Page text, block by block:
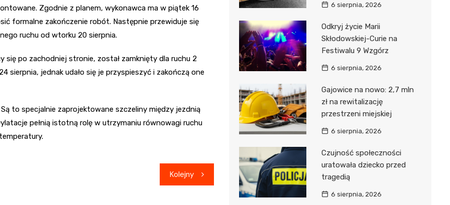
Zgodnie z planem, wykonawca ma w piątek 16
formalne zakończenie robót. Następnie przewiduje się
ruchu od wtorku 20 sierpnia.
się po zachodniej stronie, został zamknięty dla ruchu 2
jednak udało się je przyspieszyć i zakończą one
to specjalnie zaprojektowane szczeliny między jezdnią
pełnią istotną rolę w utrzymaniu równowagi ruchu
Kolejny
6 sierpnia, 2026
Odkryj życie Marii
Skłodowskiej-Curie na
Festiwalu 9 Wzgórz
6 sierpnia, 2026
Gajowice na nowo: 2,7 mln
zł na rewitalizację
przestrzeni miejskiej
6 sierpnia, 2026
Czujność społeczności
uratowała dziecko przed
tragedią
6 sierpnia, 2026